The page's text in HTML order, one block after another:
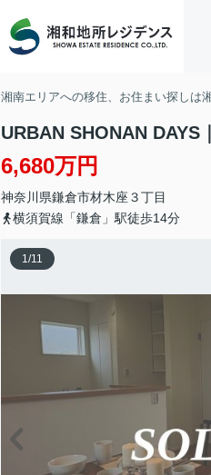
湘南エリアへの移住、お住まい探しは
URBAN SHONAN DAYS
6,680万円
神奈川県鎌倉市材木座 ３丁目
横須賀線「鎌倉」駅徒歩14分
1/11